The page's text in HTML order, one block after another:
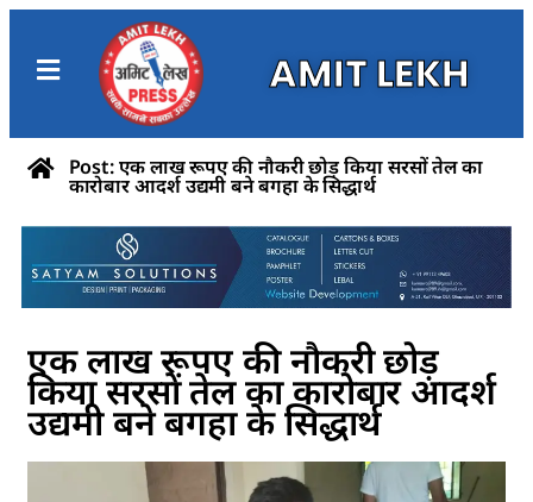
AMIT LEKH
Post: एक लाख रूपए की नौकरी छोड़ किया सरसों तेल का
कारोबार आदर्श उद्यमी बने बगहा के सिद्धार्थ
एक लाख रूपए की नौकरी छोड़
किया सरसों तेल का कारोबार आदर्श
उद्यमी बने बगहा के सिद्धार्थ